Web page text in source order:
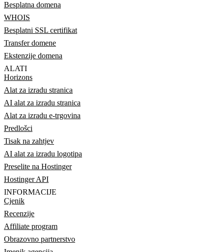
Besplatna domena
WHOIS
Besplatni SSL certifikat
Transfer domene
Ekstenzije domena
ALATI
Horizons
Alat za izradu stranica
AI alat za izradu stranica
Alat za izradu e-trgovina
Predlošci
Tisak na zahtjev
AI alat za izradu logotipa
Preselite na Hostinger
Hostinger API
INFORMACIJE
Cjenik
Recenzije
Affiliate program
Obrazovno partnerstvo